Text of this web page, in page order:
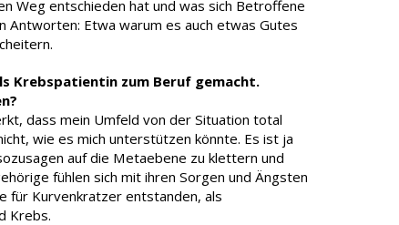
Weg entschieden hat und was sich Betroffene
Antworten: Etwa warum es auch etwas Gutes
Krebspatientin zum Beruf gemacht.
dass mein Umfeld von der Situation total
wie es mich unterstützen könnte. Es ist ja
auf die Metaebene zu klettern und
fühlen sich mit ihren Sorgen und Ängsten
für Kurvenkratzer entstanden, als
Krebs.